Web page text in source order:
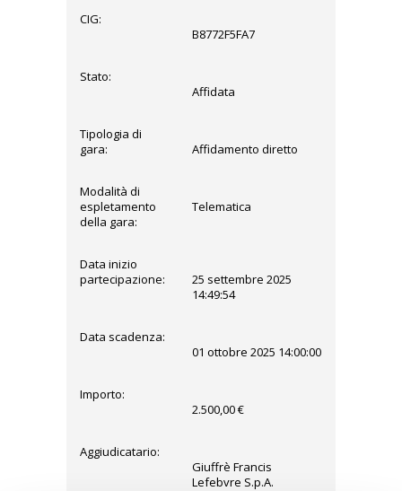
CIG:
B8772F5FA7
Stato:
Affidata
Tipologia di
gara:
Affidamento diretto
Modalità di
espletamento
della gara:
Telematica
Data inizio
partecipazione:
25 settembre 2025
14:49:54
Data scadenza:
01 ottobre 2025 14:00:00
Importo:
2.500,00 €
Aggiudicatario:
Giuffrè Francis
Lefebvre S.p.A.